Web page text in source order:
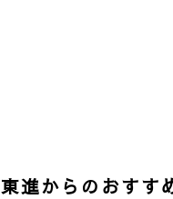
東進からのおすす